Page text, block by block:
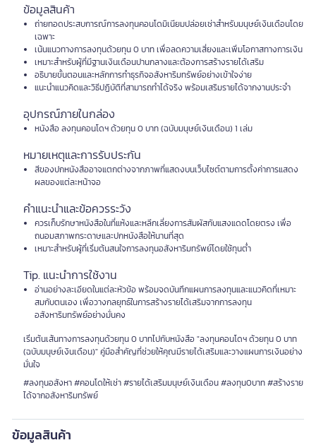
ข้อมูลสินค้า
ถ่ายทอดประสบการณ์การลงทุนคอนโดมิเนียมปล่อยเช่าสำหรับมนุษย์เงินเดือนโดย
เฉพาะ
เน้นแนวทางการลงทุนด้วยทุน 0 บาท เพื่อลดความเสี่ยงและเพิ่มโอกาสทางการเงิน
เหมาะสำหรับผู้ที่มีฐานเงินเดือนปานกลางและต้องการสร้างรายได้เสริม
อธิบายขั้นตอนและหลักการทำธุรกิจอสังหาริมทรัพย์อย่างเข้าใจง่าย
แนะนำแนวคิดและวิธีปฏิบัติที่สามารถทำได้จริง พร้อมเสริมรายได้จากงานประจำ
อุปกรณ์ภายในกล่อง
หนังสือ ลงทุนคอนโดฯ ด้วยทุน 0 บาท (ฉบับมนุษย์เงินเดือน) 1 เล่ม
หมายเหตุและการรับประกัน
สีของปกหนังสืออาจแตกต่างจากภาพที่แสดงบนเว็บไซต์ตามการตั้งค่าการแสดง
ผลของแต่ละหน้าจอ
คำแนะนำและข้อควรระวัง
ควรเก็บรักษาหนังสือในที่แห้งและหลีกเลี่ยงการสัมผัสกับแสงแดดโดยตรง เพื่อ
ถนอมสภาพกระดาษและปกหนังสือให้นานที่สุด
เหมาะสำหรับผู้ที่เริ่มต้นสนใจการลงทุนอสังหาริมทรัพย์โดยใช้ทุนต่ำ
Tip. แนะนำการใช้งาน
อ่านอย่างละเอียดในแต่ละหัวข้อ พร้อมจดบันทึกแผนการลงทุนและแนวคิดที่เหมาะ
สมกับตนเอง เพื่อวางกลยุทธ์ในการสร้างรายได้เสริมจากการลงทุน
อสังหาริมทรัพย์อย่างมั่นคง
เริ่มต้นเส้นทางการลงทุนด้วยทุน 0 บาทไปกับหนังสือ "ลงทุนคอนโดฯ ด้วยทุน 0 บาท
(ฉบับมนุษย์เงินเดือน)" คู่มือสำคัญที่ช่วยให้คุณมีรายได้เสริมและวางแผนการเงินอย่าง
มั่นใจ
#ลงทุนอสังหา #คอนโดให้เช่า #รายได้เสริมมนุษย์เงินเดือน #ลงทุน0บาท #สร้างราย
ได้จากอสังหาริมทรัพย์
ข้อมูลสินค้า